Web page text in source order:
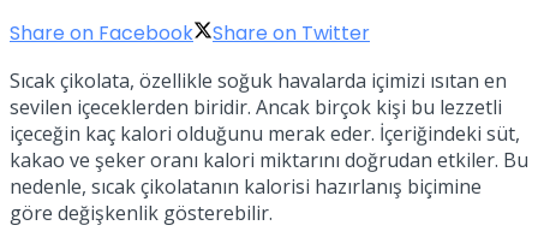
Share on Facebook
Share on Twitter
Sıcak çikolata, özellikle soğuk havalarda içimizi ısıtan en
sevilen içeceklerden biridir. Ancak birçok kişi bu lezzetli
içeceğin kaç kalori olduğunu merak eder. İçeriğindeki süt,
kakao ve şeker oranı kalori miktarını doğrudan etkiler. Bu
nedenle, sıcak çikolatanın kalorisi hazırlanış biçimine
göre değişkenlik gösterebilir.